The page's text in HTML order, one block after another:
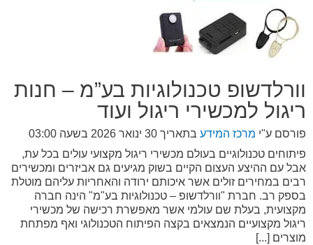
וורלדשופ טכנולוגיות בע”מ – חנות
ריגול למכשירי ריגול ועוד
פורסם ע"י מרכז המידע בתאריך 30 ינואר 2026 בשעה 03:00
פיתוחים טכנולוגיים בעולם מכשירי ריגול מקצועי עולים בכל עת,
אבל עם ההיצע העצום הקיים בשוק מגיעים גם אביזרים ומכשירים
רבים במחירים זולים אשר איכותם ירודה והאחריות עליהם מוטלת
בספק רב. חברת "וורלדשופ – טכנולוגיות בע"מ" הינה חברה
מקצועית, בעלת שם עולמי אשר מאפשרת רכישה של מכשירי
ריגול מקצועיים הנמצאים בקצה הפיתוח הטכנולוגי ואף מפתחת
מוצרים [...]